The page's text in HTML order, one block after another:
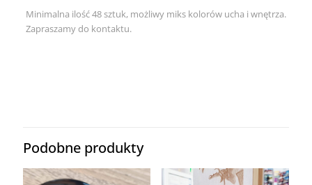
Minimalna ilość 48 sztuk, możliwy miks kolorów ucha i wnętrza.
Zapraszamy do kontaktu.
Podobne produkty